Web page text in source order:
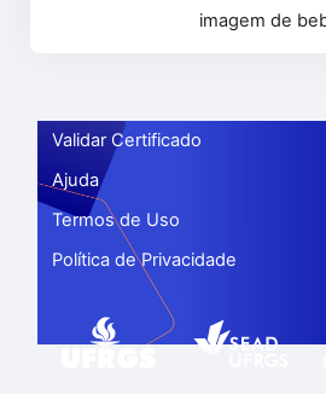
imagem de
Validar Certificado
Ajuda
Termos de Uso
Política de Privacidade